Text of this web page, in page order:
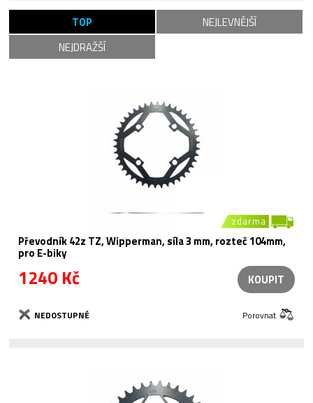
TOP
NEJLEVNĚJŠÍ
NEJDRAŽŠÍ
zdarma
Převodník 42z TZ, Wipperman, síla 3 mm, rozteč 104mm,
pro E-biky
1240 Kč KOUPIT
NEDOSTUPNÉ Porovnat